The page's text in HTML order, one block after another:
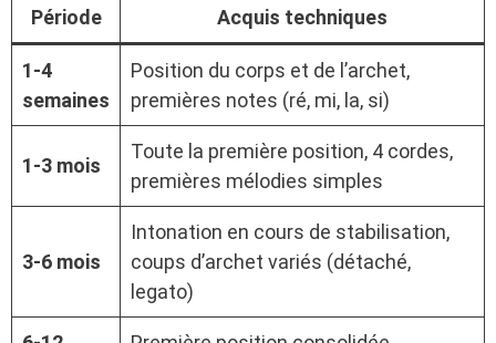
Période Acquis techniques
1-4
semaines
Position du corps et de l’archet,
premières notes (ré, mi, la, si)
1-3 mois
Toute la première position, 4 cordes,
premières mélodies simples
3-6 mois
Intonation en cours de stabilisation,
coups d’archet variés (détaché,
legato)